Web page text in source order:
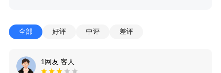
全部 好评 中评 差评
1网友 客人